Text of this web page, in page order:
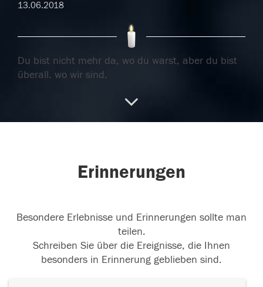
13.06.2018
Du bist nicht mehr da, wo du warst, aber du bist
überall, wo wir sind.
Erinnerungen
Besondere Erlebnisse und Erinnerungen sollte man
teilen.
Schreiben Sie über die Ereignisse, die Ihnen
besonders in Erinnerung geblieben sind.